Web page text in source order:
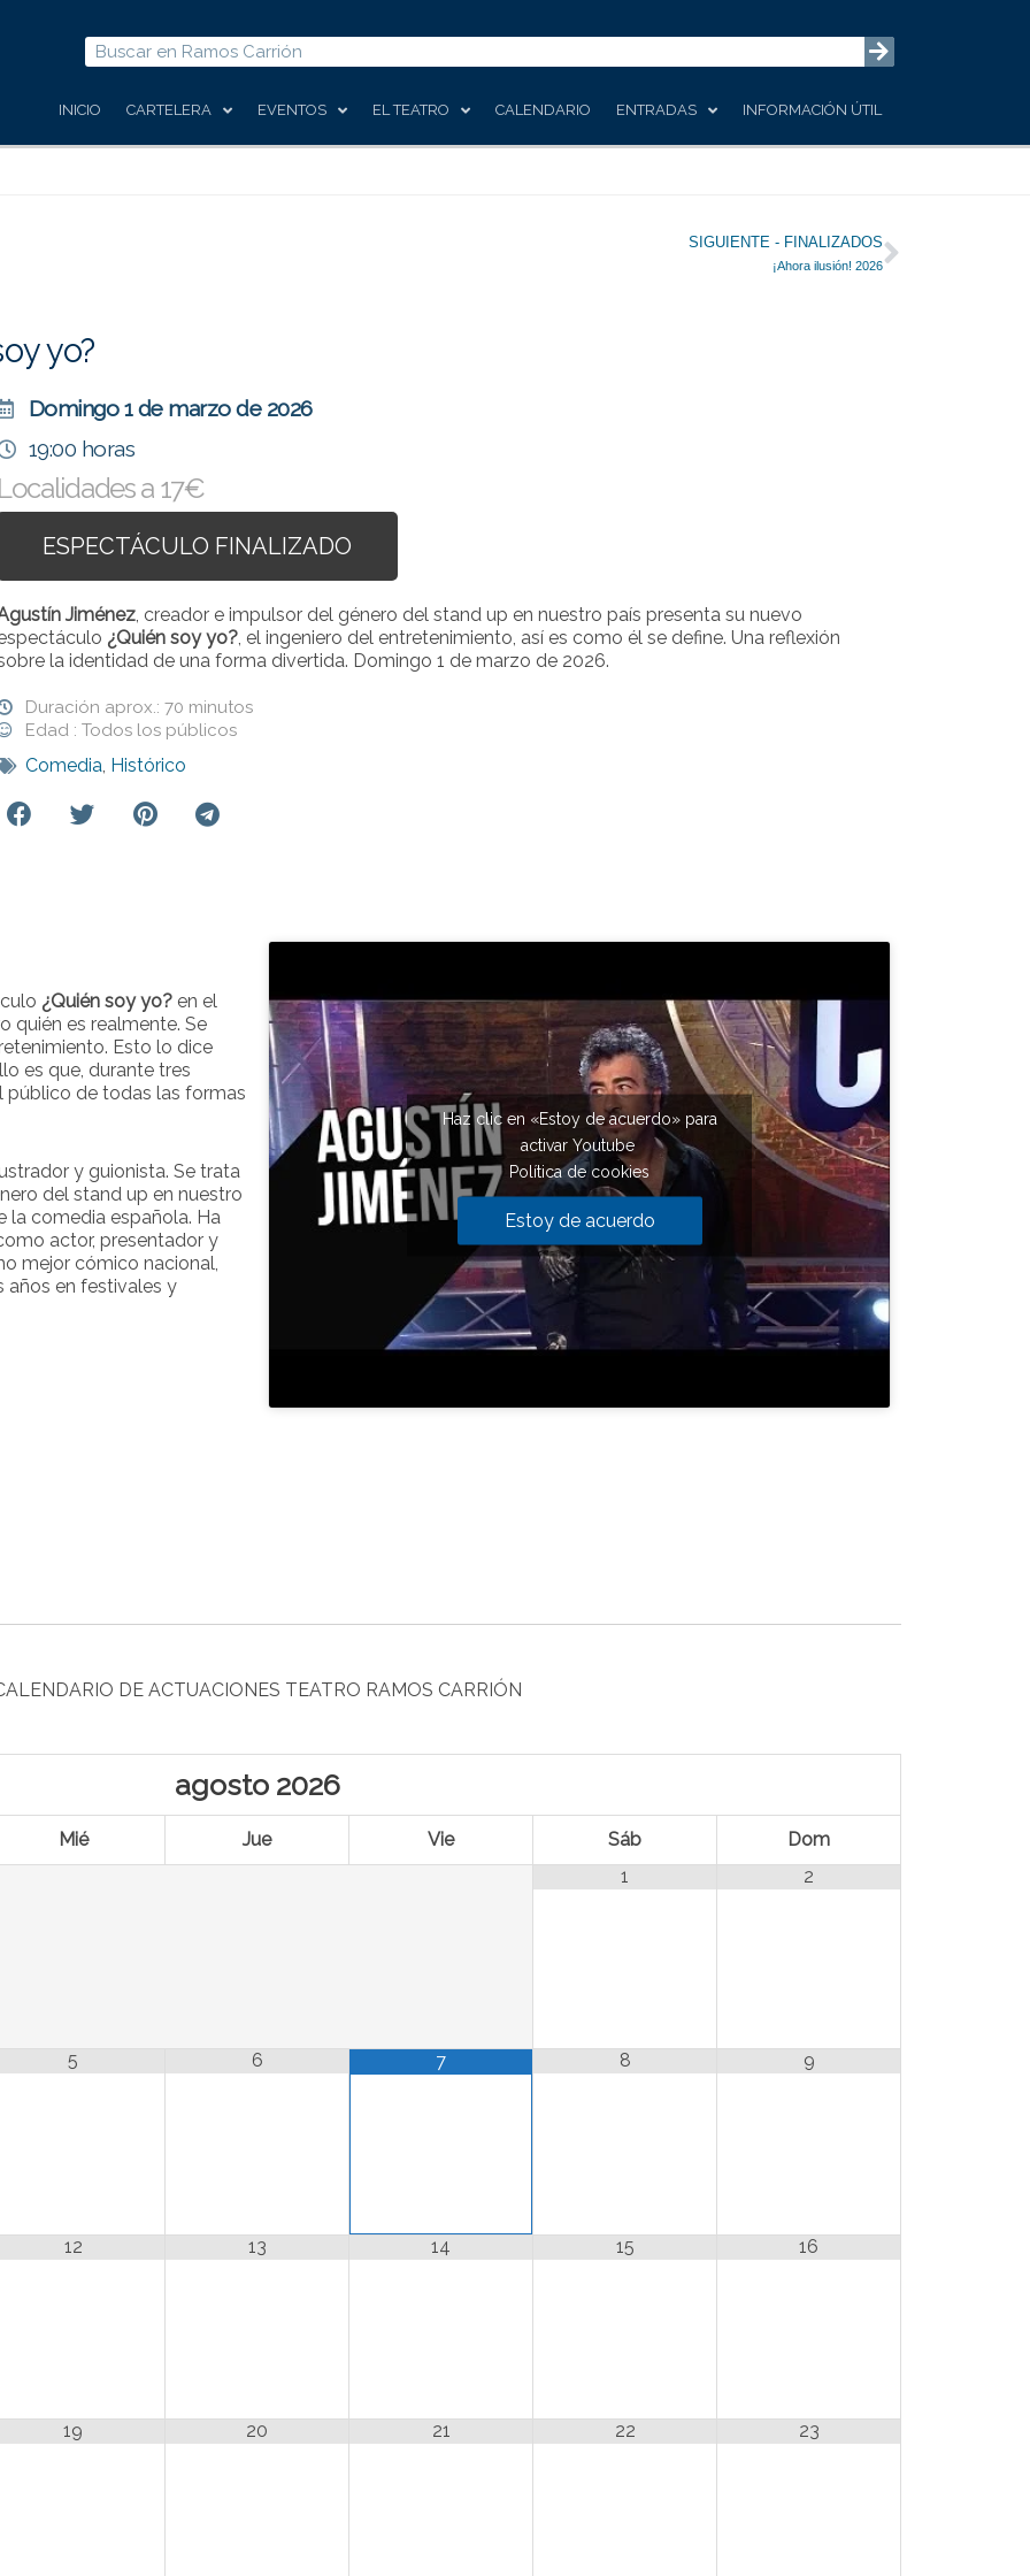
INICIO CARTELERA EVENTOS EL TEATRO CALENDARIO ENTRADAS INFORMACIÓN ÚTIL
SIGUIENTE - FINALIZADOS
¡Ahora ilusión! 2026
Siguiente
yo?
Domingo 1 de marzo de 2026
19:00 horas
Localidades a 17€
ESPECTÁCULO FINALIZADO
Jiménez, creador e impulsor del género del stand up en nuestro país presenta su nuevo
¿Quién soy yo?, el ingeniero del entretenimiento, así es como él se define. Una reflexión
la identidad de una forma divertida. Domingo 1 de marzo de 2026.
Duración aprox.: 70 minutos
Edad : Todos los públicos
Comedia, Histórico
¿Quién soy yo? en el
quién es realmente. Se
Esto lo dice
es que, durante tres
público de todas las formas
y guionista. Se trata
del stand up en nuestro
la comedia española. Ha
actor, presentador y
mejor cómico nacional,
años en festivales y
Haz clic en «Estoy de acuerdo» para
activar Youtube
Política de cookies
Estoy de acuerdo
DE ACTUACIONES TEATRO RAMOS CARRIÓN
agosto 2026
Mié Jue Vie Sáb
Dom
1
2
5 6 7 8 9
12 13 14 15 16
19 20 21 22 23